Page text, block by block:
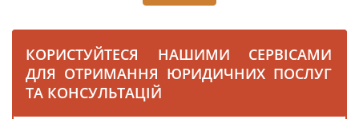
КОРИСТУЙТЕСЯ НАШИМИ СЕРВІСАМИ
ДЛЯ ОТРИМАННЯ ЮРИДИЧНИХ ПОСЛУГ
ТА КОНСУЛЬТАЦІЙ